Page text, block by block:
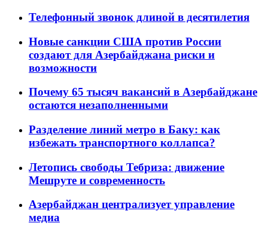
Телефонный звонок длиной в десятилетия
Новые санкции США против России
создают для Азербайджана риски и
возможности
Почему 65 тысяч вакансий в Азербайджане
остаются незаполненными
Разделение линий метро в Баку: как
избежать транспортного коллапса?
Летопись свободы Тебриза: движение
Мешруте и современность
Азербайджан централизует управление
медиа